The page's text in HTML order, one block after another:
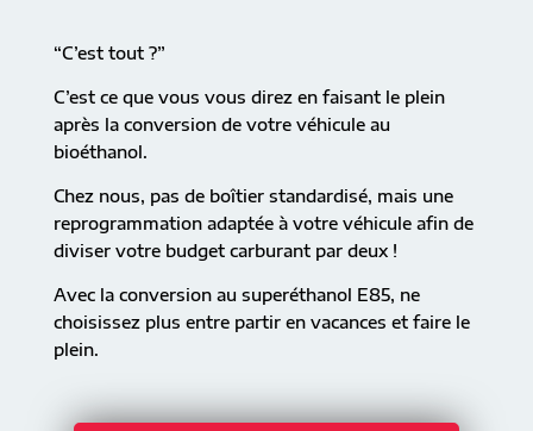
“C’est tout ?”
C’est ce que vous vous direz en faisant le plein
après la conversion de votre véhicule au
bioéthanol.
Chez nous, pas de boîtier standardisé, mais une
reprogrammation adaptée à votre véhicule afin de
diviser votre budget carburant par deux !
Avec la conversion au superéthanol E85, ne
choisissez plus entre partir en vacances et faire le
plein.